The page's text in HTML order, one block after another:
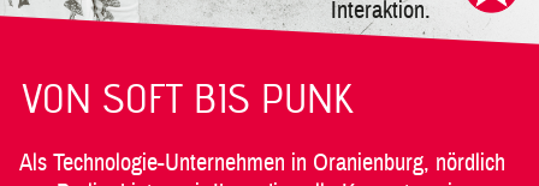
VON SOFT BIS PUNK
Als Technologie-Unternehmen in Oranienburg, nördlich